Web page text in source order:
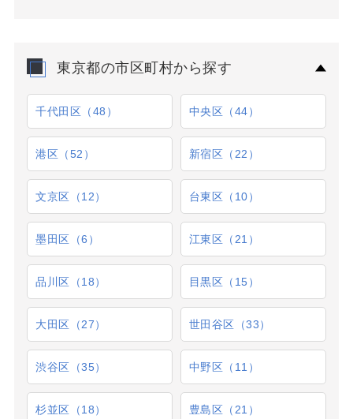
東京都の市区町村から探す
千代田区（48） 中央区（44）
港区（52） 新宿区（22）
文京区（12） 台東区（10）
墨田区（6） 江東区（21）
品川区（18） 目黒区（15）
大田区（27） 世田谷区（33）
渋谷区（35） 中野区（11）
杉並区（18） 豊島区（21）